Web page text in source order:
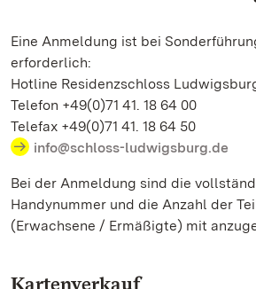
Eine Anmeldung ist bei
erforderlich:
Hotline Residenzschloss
Telefon +49(0)71 41. 18 64 00
Telefax +49(0)71 41. 18 64 50
info@schloss-ludwigsburg.de
Bei der Anmeldung sind die
Handynummer und die Anzahl der
(Erwachsene / Ermäßigte) mit
Kartenverkauf